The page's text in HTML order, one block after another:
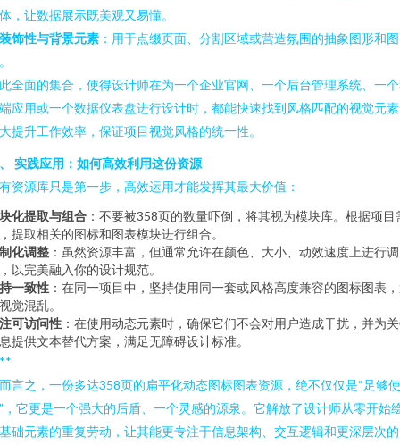
，让数据展示既美观又易懂。
装饰性与背景元素 ：用于点缀页面、分割区域或营造氛围的抽象图形和图
全面的集合，使得设计师在为一个企业官网、一个后台管理系统、一
应用或一个数据仪表盘进行设计时，都能快速找到风格匹配的视觉元
提升工作效率，保证项目视觉风格的统一性。
实践应用：如何高效利用这份资源
资源库只是第一步，高效运用才能发挥其最大价值：
化提取与组合 ：不要被358页的数量吓倒，将其视为模块库。根据项目
提取相关的图标和图表模块进行组合。
化调整 ：虽然资源丰富，但通常允许在颜色、大小、动效速度上进行调
以完美融入你的设计规范。
一致性 ：在同一项目中，坚持使用同一套或风格高度兼容的图标图表
觉混乱。
可访问性 ：在使用动态元素时，确保它们不会对用户造成干扰，并为
提供文本替代方案，满足无障碍设计标准。
言之，一份多达358页的扁平化动态图标图表资源，绝不仅仅是“足够使
，它更是一个强大的后盾、一个灵感的源泉。它解放了设计师从零开始
础元素的重复劳动，让其能更专注于信息架构、交互逻辑和更深层次